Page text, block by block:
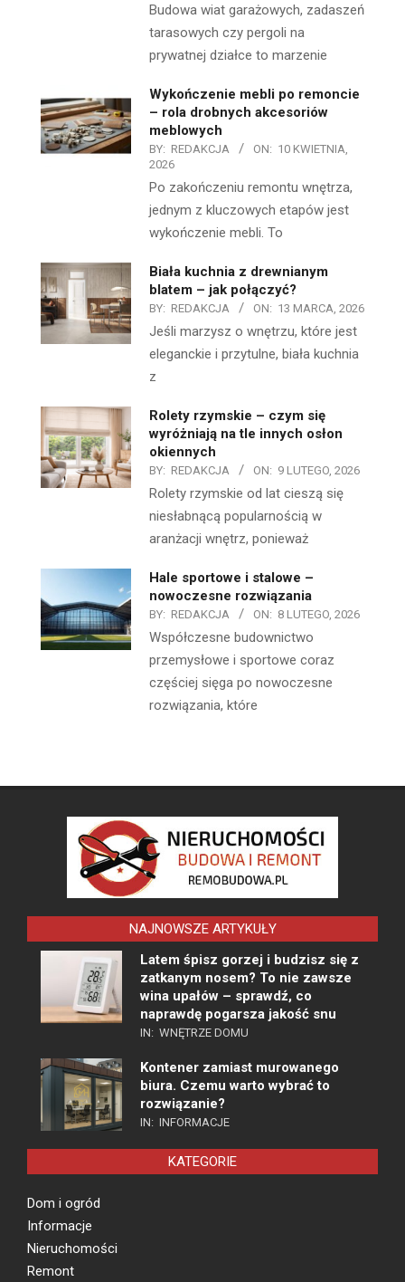
Budowa wiat garażowych, zadaszeń
tarasowych czy pergoli na
prywatnej działce to marzenie
Wykończenie mebli po remoncie
– rola drobnych akcesoriów
meblowych
BY: REDAKCJA ON: 10 KWIETNIA,
2026
Po zakończeniu remontu wnętrza,
jednym z kluczowych etapów jest
wykończenie mebli. To
Biała kuchnia z drewnianym
blatem – jak połączyć?
BY: REDAKCJA ON: 13 MARCA, 2026
Jeśli marzysz o wnętrzu, które jest
eleganckie i przytulne, biała kuchnia
z
Rolety rzymskie – czym się
wyróżniają na tle innych osłon
okiennych
BY: REDAKCJA ON: 9 LUTEGO, 2026
Rolety rzymskie od lat cieszą się
niesłabnącą popularnością w
aranżacji wnętrz, ponieważ
Hale sportowe i stalowe –
nowoczesne rozwiązania
BY: REDAKCJA ON: 8 LUTEGO, 2026
Współczesne budownictwo
przemysłowe i sportowe coraz
częściej sięga po nowoczesne
rozwiązania, które
NAJNOWSZE ARTYKUŁY
Latem śpisz gorzej i budzisz się z
zatkanym nosem? To nie zawsze
wina upałów – sprawdź, co
naprawdę pogarsza jakość snu
IN: WNĘTRZE DOMU
Kontener zamiast murowanego
biura. Czemu warto wybrać to
rozwiązanie?
IN: INFORMACJE
KATEGORIE
Dom i ogród
Informacje
Nieruchomości
Remont